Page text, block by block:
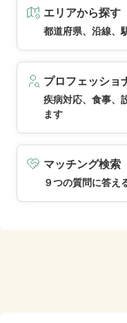
エリアから探す
都道府県、沿線、
プロフェッショ
疾病対応、食事、
ます
マッチング検索
９つの質問に答え